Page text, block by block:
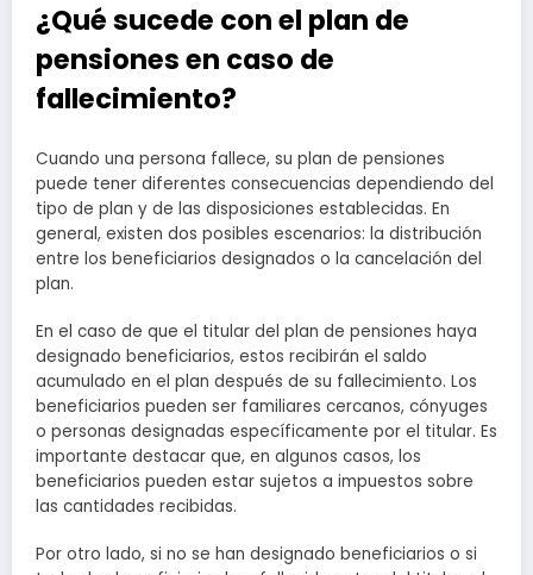
¿Qué sucede con el plan de
pensiones en caso de
fallecimiento?
Cuando una persona fallece, su plan de pensiones
puede tener diferentes consecuencias dependiendo del
tipo de plan y de las disposiciones establecidas. En
general, existen dos posibles escenarios: la distribución
entre los beneficiarios designados o la cancelación del
plan.
En el caso de que el titular del plan de pensiones haya
designado beneficiarios, estos recibirán el saldo
acumulado en el plan después de su fallecimiento. Los
beneficiarios pueden ser familiares cercanos, cónyuges
o personas designadas específicamente por el titular. Es
importante destacar que, en algunos casos, los
beneficiarios pueden estar sujetos a impuestos sobre
las cantidades recibidas.
Por otro lado, si no se han designado beneficiarios o si